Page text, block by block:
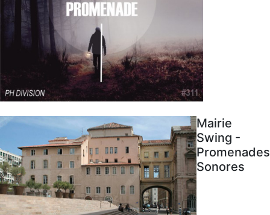
Mairie
Swing -
Promenades
Sonores